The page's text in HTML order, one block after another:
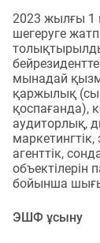
2023 жылғы 1
шегеруге
мынадай
қаржылық
қоспағанда),
аудиторлық,
маркетингтік,
агенттік,
объектілерін
бойынша
ЭШФ ұсыну